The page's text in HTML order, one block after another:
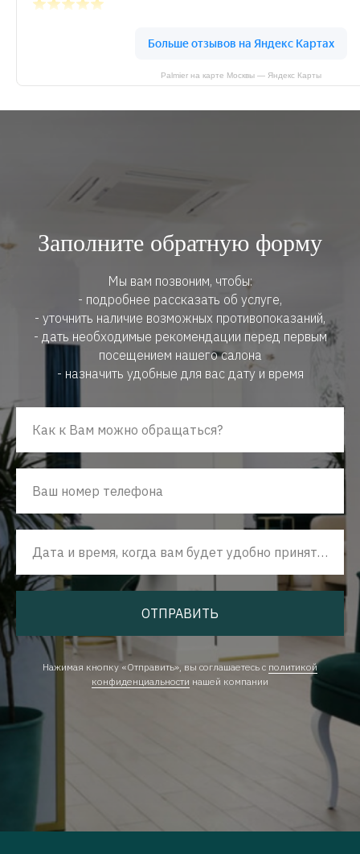
Palmier на карте Москвы — Яндекс Карты
Заполните обратную форму
Мы вам позвоним, чтобы:
- подробнее рассказать об услуге,
- уточнить наличие возможных противопоказаний,
- дать необходимые рекомендации перед первым
посещением нашего салона
- назначить удобные для вас дату и время
Как к Вам можно обращаться?
Ваш номер телефона
Дата и время, когда вам будет удобно принять наш звонок
ОТПРАВИТЬ
Нажимая кнопку «Отправить», вы соглашаетесь с политикой
конфиденциальности нашей компании